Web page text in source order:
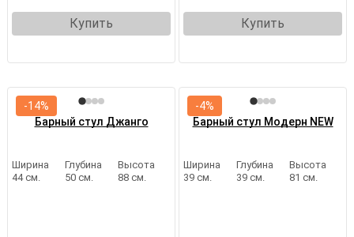
Купить Купить
Барный стул Джанго
Ширина
44 см.
Глубина
50 см.
Высота
88 см.
-14%
Барный стул Модерн NEW
Ширина
39 см.
Глубина
39 см.
Высота
81 см.
-4%